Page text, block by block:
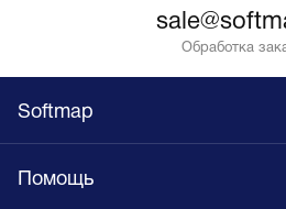
Обработка
Softmap
Помощь